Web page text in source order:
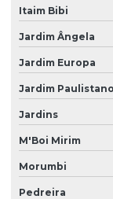
Reparação De
Reparo Completo
Reparo De Bomba
Reparo De Bomba
Reparo De Bomba
Itaim Bibi
Jardim Ângela
Jardim Europa
Jardim Paulistano
Jardins
M'Boi Mirim
Morumbi
Pedreira